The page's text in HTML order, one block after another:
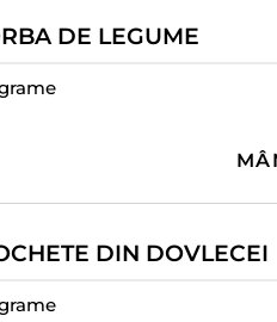
DE LEGUME
DIN DOVLECEI